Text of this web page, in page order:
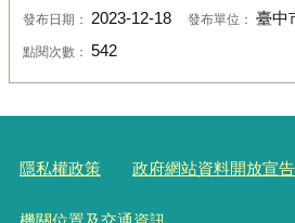
發布日期： 2023-12-18 發布單位： 臺中
點閱次數： 542
隱私權政策 政府網站資料開放宣告